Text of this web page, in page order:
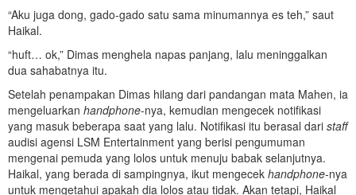
“Aku juga dong, gado-gado satu sama minumannya es teh,” saut
Haikal.
“huft… ok,” Dimas menghela napas panjang, lalu meninggalkan
dua sahabatnya itu.
Setelah penampakan Dimas hilang dari pandangan mata Mahen, ia
mengeluarkan handphone-nya, kemudian mengecek notifikasi
yang masuk beberapa saat yang lalu. Notifikasi itu berasal dari staff
audisi agensi LSM Entertainment yang berisi pengumuman
mengenai pemuda yang lolos untuk menuju babak selanjutnya.
Haikal, yang berada di sampingnya, ikut mengecek handphone-nya
untuk mengetahui apakah dia lolos atau tidak. Akan tetapi, Haikal